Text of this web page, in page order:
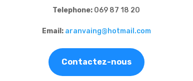
Telephone: 069 87 18 20
Email: aranvaing@hotmail.com
Contactez-nous